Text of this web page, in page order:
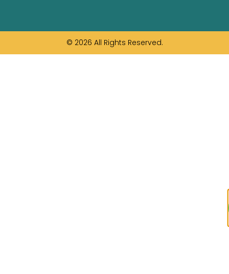
© 2026 All Rights Reserved.